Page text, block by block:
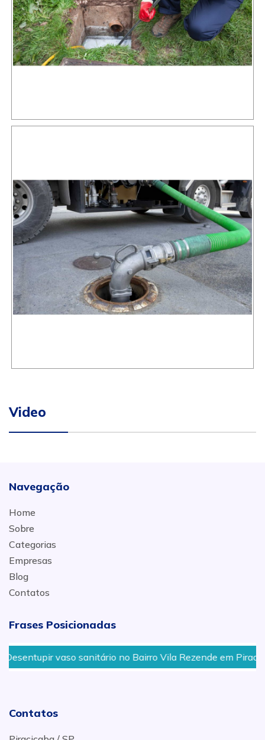
Video
Navegação
Home
Sobre
Categorias
Empresas
Blog
Contatos
Frases Posicionadas
vaso sanitário no Bairro Vila Rezende em Piracicaba
Contatos